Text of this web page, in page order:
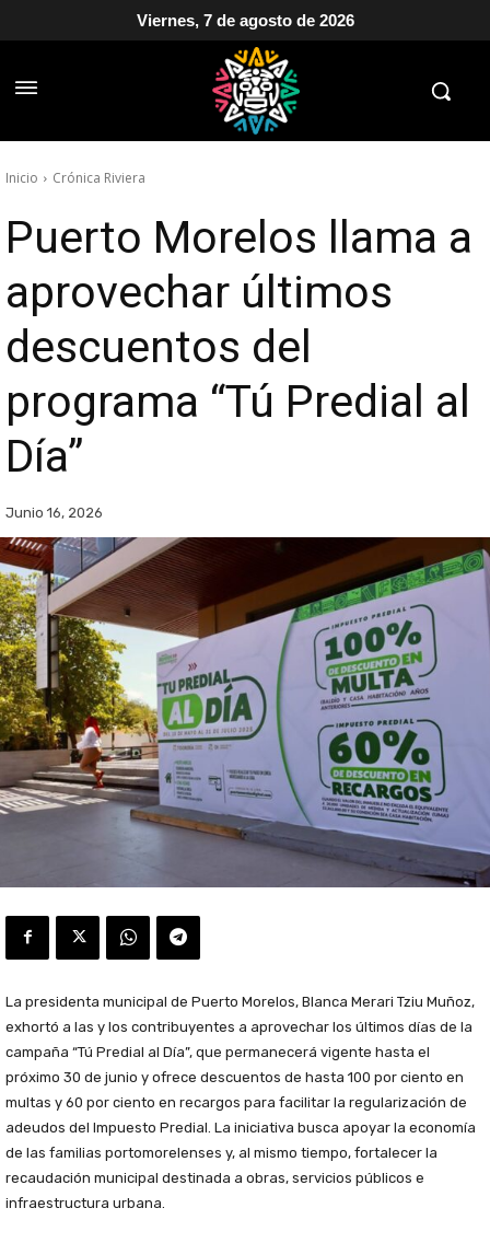
Viernes, 7 de agosto de 2026
Inicio Crónica Riviera
Puerto Morelos llama a
aprovechar últimos
descuentos del
programa “Tú Predial al
Día”
Junio 16, 2026
La presidenta municipal de Puerto Morelos, Blanca Merari Tziu Muñoz,
exhortó a las y los contribuyentes a aprovechar los últimos días de la
campaña “Tú Predial al Día”, que permanecerá vigente hasta el
próximo 30 de junio y ofrece descuentos de hasta 100 por ciento en
multas y 60 por ciento en recargos para facilitar la regularización de
adeudos del Impuesto Predial. La iniciativa busca apoyar la economía
de las familias portomorelenses y, al mismo tiempo, fortalecer la
recaudación municipal destinada a obras, servicios públicos e
infraestructura urbana.